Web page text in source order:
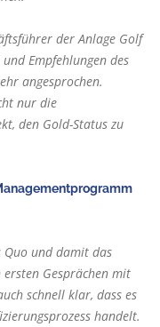
der Anlage Golf
Empfehlungen des
angesprochen.
nur die
den Gold-Status zu
Quo und damit das
Gesprächen mit
schnell klar, dass es
handelt.